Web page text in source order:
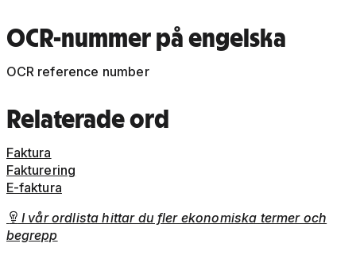
OCR-nummerpå engelska
OCR reference number
Relateradeord
Faktura
Fakturering
E-faktura
 I vår ordlista hittar du fler ekonomiska termer och
begrepp